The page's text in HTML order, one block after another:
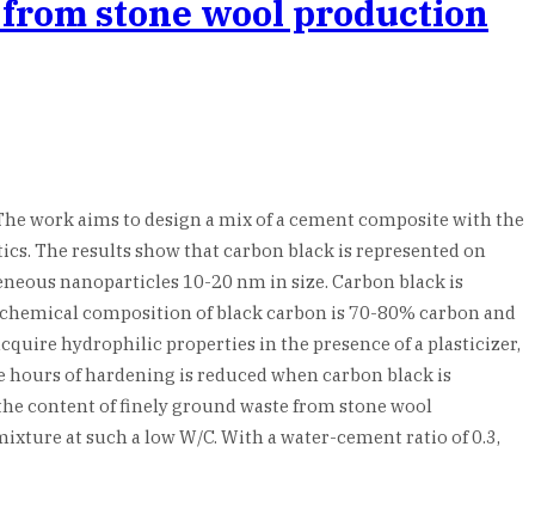
stone wool production
work aims to design a mix of a cement composite with the
The results show that carbon black is represented on
nanoparticles 10-20 nm in size. Carbon black is
composition of black carbon is 70-80% carbon and
hydrophilic properties in the presence of a plasticizer,
of hardening is reduced when carbon black is
content of finely ground waste from stone wool
at such a low W/C. With a water-cement ratio of 0.3,